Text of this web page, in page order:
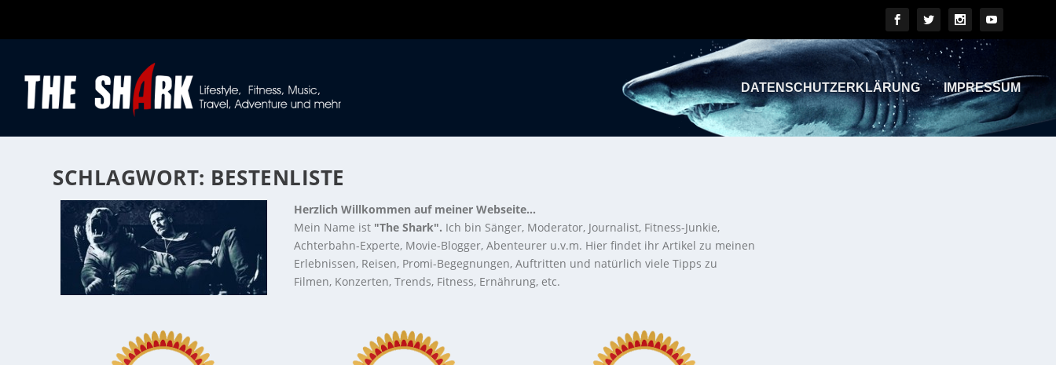
DATENSCHUTZERKLÄRUNG IMPRESSUM
SCHLAGWORT: BESTENLISTE
Herzlich Willkommen auf meiner Webseite...
Mein Name ist "The Shark". Ich bin Sänger, Moderator, Journalist, Fitness-Junkie,
Achterbahn-Experte, Movie-Blogger, Abenteurer u.v.m. Hier findet ihr Artikel zu meinen
Erlebnissen, Reisen, Promi-Begegnungen, Auftritten und natürlich viele Tipps zu
Filmen, Konzerten, Trends, Fitness, Ernährung, etc.